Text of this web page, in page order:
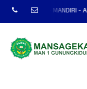
MANTAP - MANDIRI -